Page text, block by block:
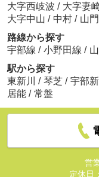
大字西岐波 / 大字妻
大字中山 / 中村 / 山門
路線から探す
宇部線 / 小野田線 /
駅から探す
東新川
/ 琴芝 / 宇部新
居能 / 常盤
営
定休日：